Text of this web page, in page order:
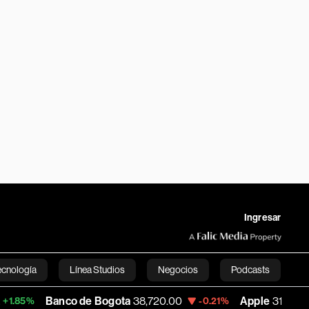
Ingresar
Línea Studios Negocios Podcasts
English
de Bogota 38,720.00 -0.21% Apple 310.94 +0.55%